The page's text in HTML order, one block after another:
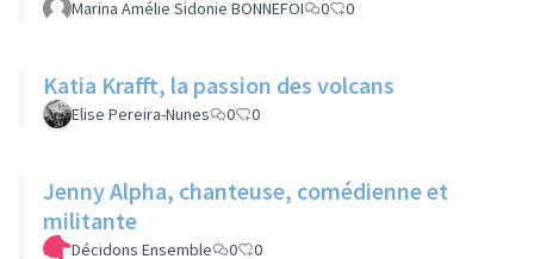
Marina Amélie Sidonie BONNEFOI 0 0
Katia Krafft, la passion des volcans
Elise Pereira-Nunes 0 0
Jenny Alpha, chanteuse, comédienne et
militante
Décidons Ensemble 0 0